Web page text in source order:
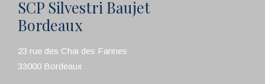
SCP Silvestri Baujet
Bordeaux
23 rue des Chai des Farines
33000 Bordeaux